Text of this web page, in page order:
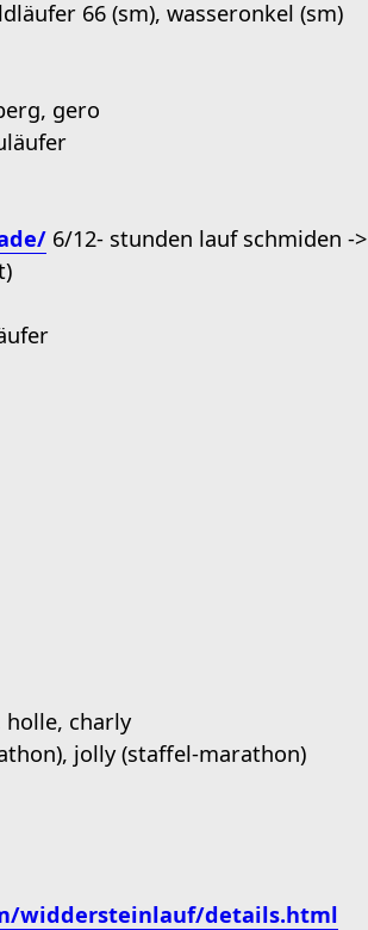
66 (sm), wasseronkel (sm)
gero
6/12- stunden lauf schmiden ->
holle, charly
jolly (staffel-marathon)
widdersteinlauf/details.html